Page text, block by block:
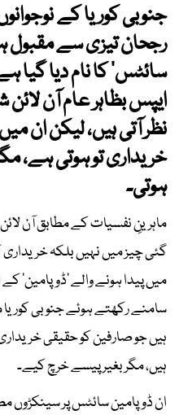
جنوبی کوریا کے
رجحان تیزی سے مقبول
سائٹس‘ کا نام دیا گیا
ایپس بظاہر عام آن
نظر آتی ہیں، لیکن ان
خریداری تو ہوتی ہے،
ہوتی۔
ماہرینِ نفسیات کے مطابق آن
گئی چیز میں نہیں بلکہ
میں پیدا ہونے والے ’ڈوپامین‘
سامنے رکھتے ہوئے جنوبی
ہیں جو صارفین کو حقیقی
ہیں، مگر بغیر پیسے خرچ کیے۔
ان ڈوپامین سائٹس پر سینکڑوں